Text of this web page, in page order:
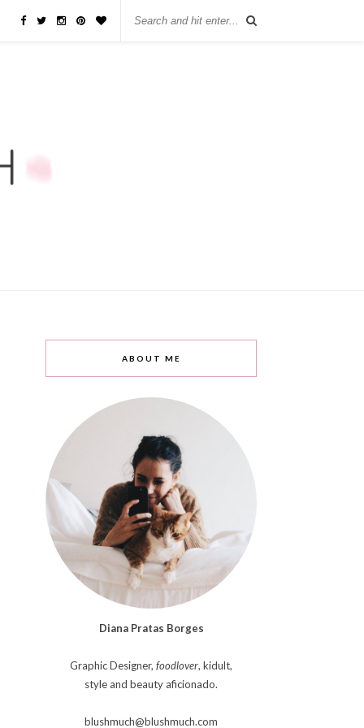
ABOUT ME
Diana Pratas Borges
Graphic Designer, foodlover, kidult,
style and beauty aficionado.
blushmuch@blushmuch.com